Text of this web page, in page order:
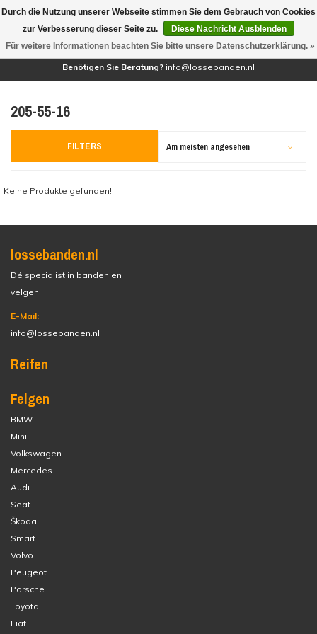
(0)
Benötigen Sie Beratung? info@lossebanden.nl
205-55-16
FILTERS Am meisten angesehen
Keine Produkte gefunden!...
lossebanden.nl
Dé specialist in banden en
velgen.
E-Mail:
info@lossebanden.nl
Reifen
Felgen
BMW
Mini
Volkswagen
Mercedes
Audi
Seat
Škoda
Smart
Volvo
Peugeot
Porsche
Toyota
Fiat
Durch die Nutzung unserer Webseite stimmen Sie dem Gebrauch von Cookies
zur Verbesserung dieser Seite zu.
Diese Nachricht Ausblenden
Für weitere Informationen beachten Sie bitte unsere Datenschutzerklärung. »